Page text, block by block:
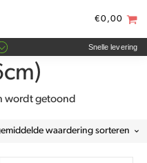
€0,00
Snelle levering
wordt getoond
gemiddelde